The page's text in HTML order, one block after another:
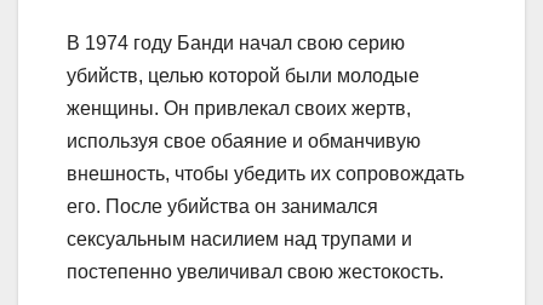
В 1974 году Банди начал свою серию
убийств, целью которой были молодые
женщины. Он привлекал своих жертв,
используя свое обаяние и обманчивую
внешность, чтобы убедить их сопровождать
его. После убийства он занимался
сексуальным насилием над трупами и
постепенно увеличивал свою жестокость.